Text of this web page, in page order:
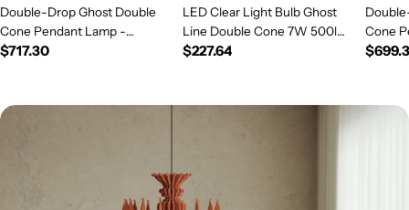
Double-Drop Ghost Double
Cone Pendant Lamp -
Brushed Titanium
Regular
$717.30
LED Clear Light Bulb Ghost
Line Double Cone 7W 500lm
E26 120V 2200K Dimmable -
Regular
$227.64
Cone
White